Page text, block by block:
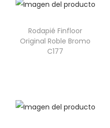
Rodapié Finfloor
Original Roble Bromo
C177